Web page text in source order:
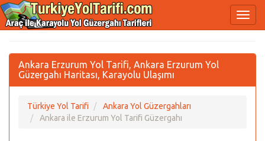
Ankara Erzurum Yol Tarifi, Ankara Erzurum Yol
Güzergahı Haritası, Karayolu Ulaşımı
Türkiye Yol Tarifi
Ankara Yol Güzergahları
Ankara ile Erzurum Yol Tarifi Güzergahı